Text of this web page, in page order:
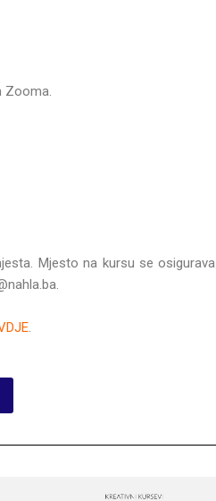
Zooma.
Mjesto na kursu se osigurava
.